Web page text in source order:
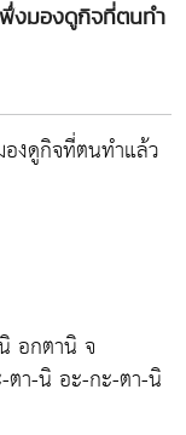
งมองดูกิจที่ตนทำ
งดูกิจที่ตนทำแล้ว
อกตานิ จ
ตา-นิ อะ-กะ-ตา-นิ